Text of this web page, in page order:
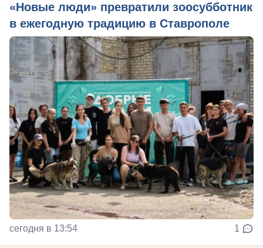
«Новые люди» превратили зоосубботник
в ежегодную традицию в Ставрополе
сегодня в 13:54 1